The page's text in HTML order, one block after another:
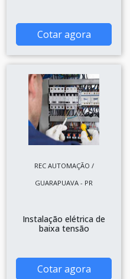
Cotar agora
REC AUTOMAÇÃO /
GUARAPUAVA - PR
Instalação elétrica de
baixa tensão
Cotar agora